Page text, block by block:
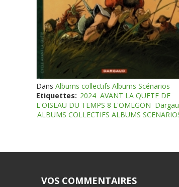
Dans Albums collectifs Albums Scénarios
Etiquettes: 2024 AVANT LA QUETE DE
L'OISEAU DU TEMPS 8 L'OMEGON
ALBUMS COLLECTIFS ALBUMS
VOS COMMENTAIRES